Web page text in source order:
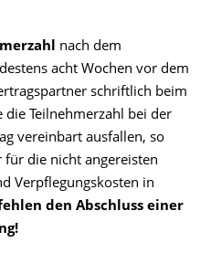
nach dem
acht Wochen vor dem
schriftlich beim
die Teilnehmerzahl bei der
vereinbart ausfallen, so
die nicht angereisten
Verpflegungskosten in
den Abschluss einer